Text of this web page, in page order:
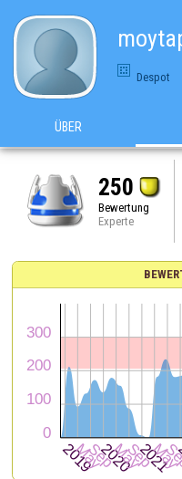
Despot
ÜBER
250
Bewertung
Experte